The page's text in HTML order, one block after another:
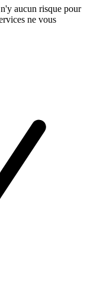
aucun risque pour
ne vous